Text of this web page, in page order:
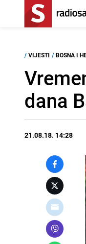
/ VIJESTI / BOSNA I
dana
21.08.18. 14:28